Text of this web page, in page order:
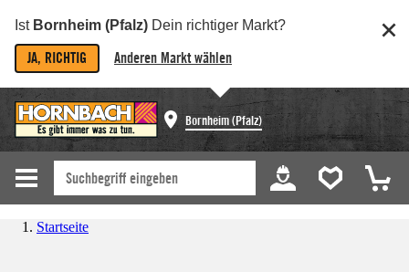
Ist Bornheim (Pfalz) Dein richtiger Markt?
JA, RICHTIG Anderen Markt wählen
Bornheim (Pfalz)
Startseite